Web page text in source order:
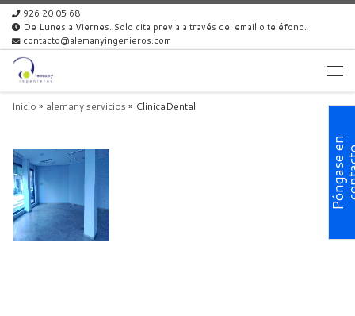
Skip to content
926 20 05 68
De Lunes a Viernes. Solo cita previa a través del email o teléfono.
contacto@alemanyingenieros.com
Inicio » alemany servicios » ClinicaDental
P
ó
n
g
a
s
e
n
c
o
n
t
a
c
t